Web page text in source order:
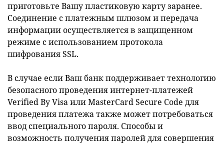
приготовьте Вашу пластиковую карту заранее.
Соединение с платежным шлюзом и передача
информации осуществляется в защищенном
режиме с использованием протокола
шифрования SSL.
В случае если Ваш банк поддерживает технологию
безопасного проведения интернет-платежей
Verified By Visa или MasterCard Secure Code для
проведения платежа также может потребоваться
ввод специального пароля. Способы и
возможность получения паролей для совершения